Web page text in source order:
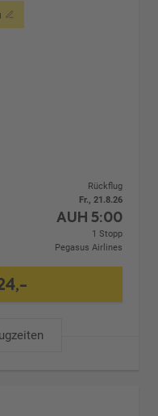
Rückflug
Fr., 21.8.26
AUH 5:00
1 Stopp
Pegasus Airlines